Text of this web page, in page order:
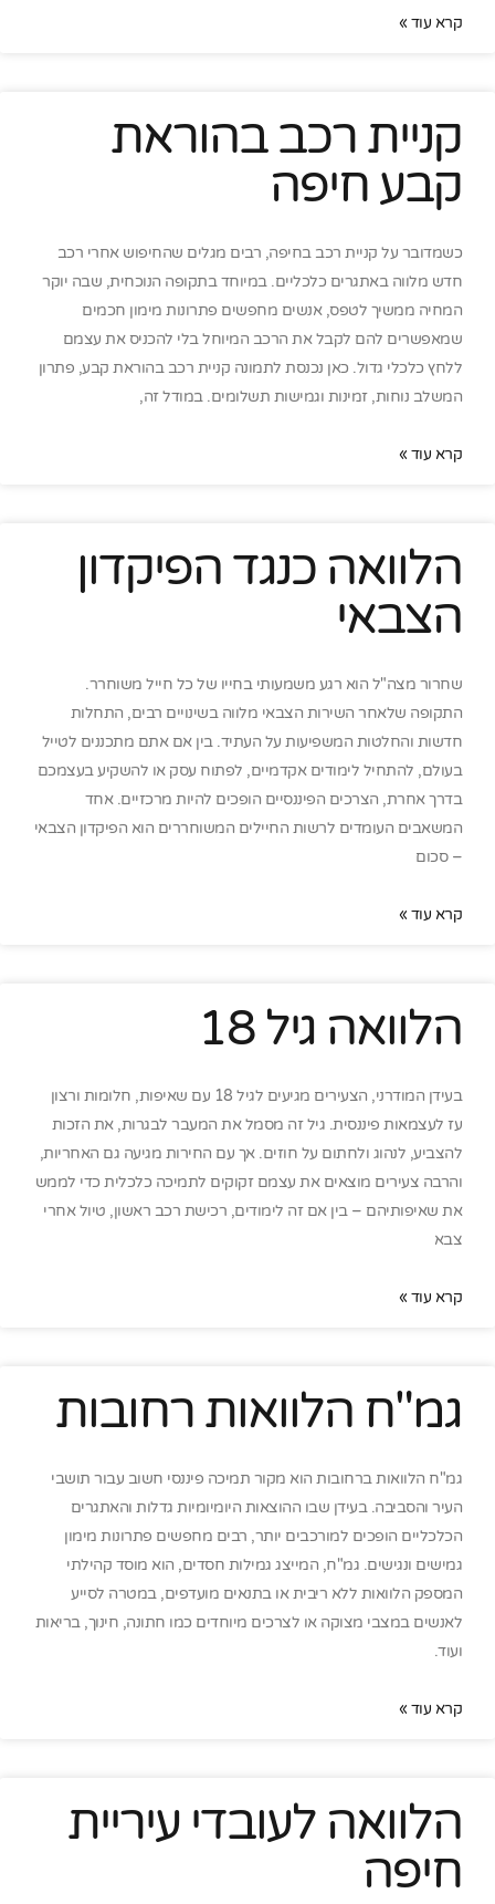
קרא עוד »
קניית רכב בהוראת
קבע חיפה
כשמדובר על קניית רכב בחיפה, רבים מגלים שהחיפוש אחרי רכב
חדש מלווה באתגרים כלכליים. במיוחד בתקופה הנוכחית, שבה יוקר
המחיה ממשיך לטפס, אנשים מחפשים פתרונות מימון חכמים
שמאפשרים להם לקבל את הרכב המיוחל בלי להכניס את עצמם
ללחץ כלכלי גדול. כאן נכנסת לתמונה קניית רכב בהוראת קבע, פתרון
המשלב נוחות, זמינות וגמישות תשלומים. במודל זה,
קרא עוד »
הלוואה כנגד הפיקדון
הצבאי
שחרור מצה"ל הוא רגע משמעותי בחייו של כל חייל משוחרר.
התקופה שלאחר השירות הצבאי מלווה בשינויים רבים, התחלות
חדשות והחלטות המשפיעות על העתיד. בין אם אתם מתכננים לטייל
בעולם, להתחיל לימודים אקדמיים, לפתוח עסק או להשקיע בעצמכם
בדרך אחרת, הצרכים הפיננסיים הופכים להיות מרכזיים. אחד
המשאבים העומדים לרשות החיילים המשוחררים הוא הפיקדון הצבאי
– סכום
קרא עוד »
הלוואה גיל 18
בעידן המודרני, הצעירים מגיעים לגיל 18 עם שאיפות, חלומות ורצון
עז לעצמאות פיננסית. גיל זה מסמל את המעבר לבגרות, את הזכות
להצביע, לנהוג ולחתום על חוזים. אך עם החירות מגיעה גם האחריות,
והרבה צעירים מוצאים את עצמם זקוקים לתמיכה כלכלית כדי לממש
את שאיפותיהם – בין אם זה לימודים, רכישת רכב ראשון, טיול אחרי
צבא
קרא עוד »
גמ"ח הלוואות רחובות
גמ"ח הלוואות ברחובות הוא מקור תמיכה פיננסי חשוב עבור תושבי
העיר והסביבה. בעידן שבו ההוצאות היומיומיות גדלות והאתגרים
הכלכליים הופכים למורכבים יותר, רבים מחפשים פתרונות מימון
גמישים ונגישים. גמ"ח, המייצג גמילות חסדים, הוא מוסד קהילתי
המספק הלוואות ללא ריבית או בתנאים מועדפים, במטרה לסייע
לאנשים במצבי מצוקה או לצרכים מיוחדים כמו חתונה, חינוך, בריאות
ועוד.
קרא עוד »
הלוואה לעובדי עיריית
חיפה